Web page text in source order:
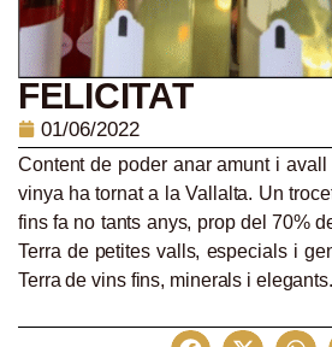
FELICITAT
01/06/2022
Content de poder anar amunt i
vinya ha tornat a la Vallalta. Un
fins fa no tants anys, prop del 70%
Terra de petites valls, especials i
Terra de vins fins, minerals i elegants.